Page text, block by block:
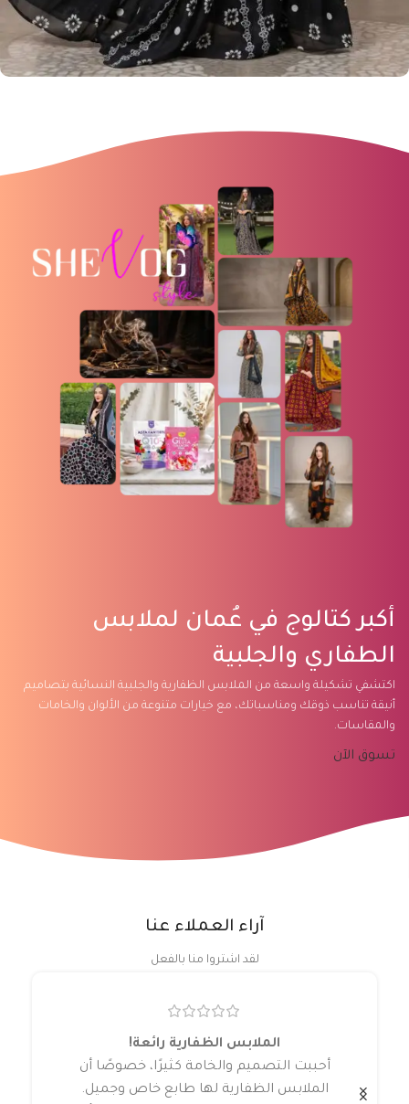
أكبر كتالوج في عُمان للملابس الظفارية
أكبر كتالوج في عُمان لملابس
الطفاري والجلبية
اكتشفي تشكيلة واسعة من الملابس الظفارية والجلبية النسائية بتصاميم
أنيقة تناسب ذوقك ومناسباتك، مع خيارات متنوعة من الألوان والخامات
والمقاسات.
تسوق الآن
آراء العملاء عنا
لقد اشتروا منا بالفعل
الملابس الظفارية رائعة!
أحببت التصميم والخامة كثيرًا، خصوصًا أن
الملابس الظفارية لها طابع خاص وجميل.